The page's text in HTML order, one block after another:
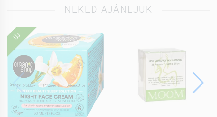
NEKED AJÁNLJUK
ÚJ